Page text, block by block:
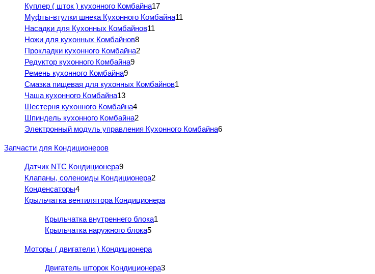
Куплер ( шток ) кухонного Комбайна17
Муфты-втулки шнека Кухонного Комбайна11
Насадки для Кухонных Комбайнов11
Ножи для кухонных Комбайнов8
Прокладки кухонного Комбайна2
Редуктор кухонного Комбайна9
Ремень кухонного Комбайна9
Смазка пищевая для кухонных Комбайнов1
Чаша кухонного Комбайна13
Шестерня кухонного Комбайна4
Шпиндель кухонного Комбайна2
Электронный модуль управления Кухонного Комбайна6
Запчасти для Кондиционеров
Датчик NTC Кондиционера9
Клапаны, соленоиды Кондиционера2
Конденсаторы4
Крыльчатка вентилятора Кондиционера
Крыльчатка внутреннего блока1
Крыльчатка наружного блока5
Моторы ( двигатели ) Кондиционера
Двигатель шторок Кондиционера3